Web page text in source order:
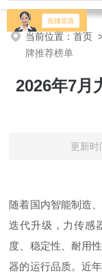
当前位置：首页
牌推荐榜单
2026年7月
更新
随着国内智能制造
迭代升级，力传感
度、稳定性、耐用
器的运行品质。近